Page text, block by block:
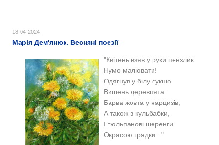
18-04-2024
Марія Дем'янюк. Весняні поезії
"Квітень взяв у руки пензлик:
Нумо малювати!
Одягнув у білу сукню
Вишень деревцята.
Барва жовта у нарцизів,
А також в кульбабки,
І тюльпанові шеренги
Окрасою грядки..."